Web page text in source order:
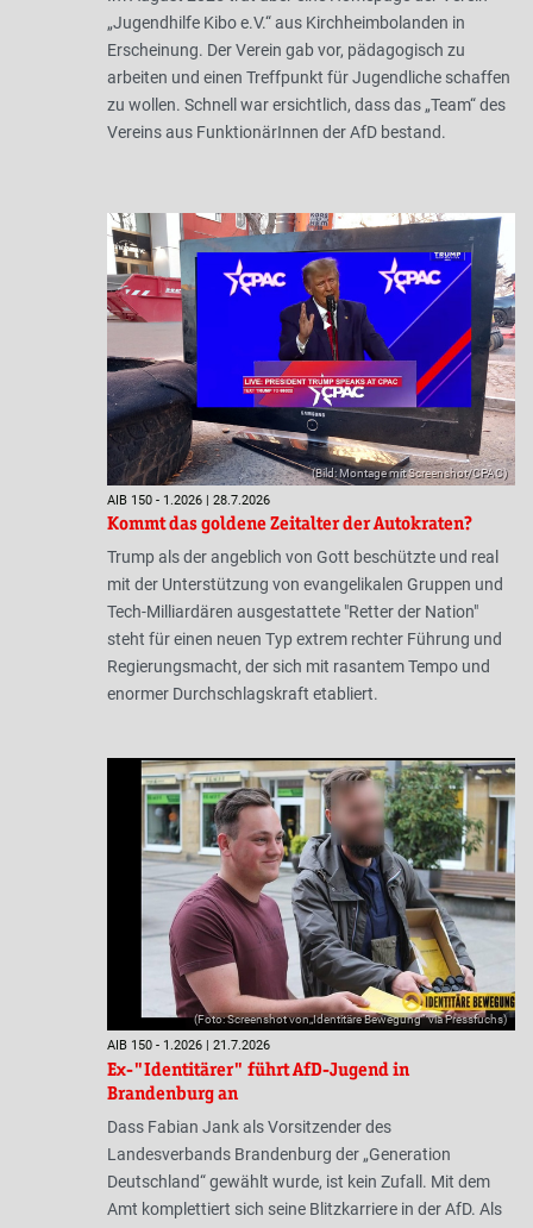
„Jugendhilfe Kibo e.V.“ aus Kirchheimbolanden in
Erscheinung. Der Verein gab vor, pädagogisch zu
arbeiten und einen Treffpunkt für Jugendliche schaffen
zu wollen. Schnell war ersichtlich, dass das „Team“ des
Vereins aus FunktionärInnen der AfD bestand.
(Bild: Montage mit Screenshot/CPAC)
AIB 150 - 1.2026 | 28.7.2026
Kommt das goldene Zeitalter der Autokraten?
Trump als der angeblich von Gott beschützte und real
mit der Unterstützung von evangelikalen Gruppen und
Tech-Milliardären ausgestattete "Retter der Nation"
steht für einen neuen Typ extrem rechter Führung und
Regierungsmacht, der sich mit rasantem Tempo und
enormer Durchschlagskraft etabliert.
(Foto: Screenshot von„Identitäre Bewegung“ via Pressfuchs)
AIB 150 - 1.2026 | 21.7.2026
Ex-"Identitärer" führt AfD-Jugend in
Brandenburg an
Dass Fabian Jank als Vorsitzender des
Landesverbands Brandenburg der „Generation
Deutschland“ gewählt wurde, ist kein Zufall. Mit dem
Amt komplettiert sich seine Blitzkarriere in der AfD. Als